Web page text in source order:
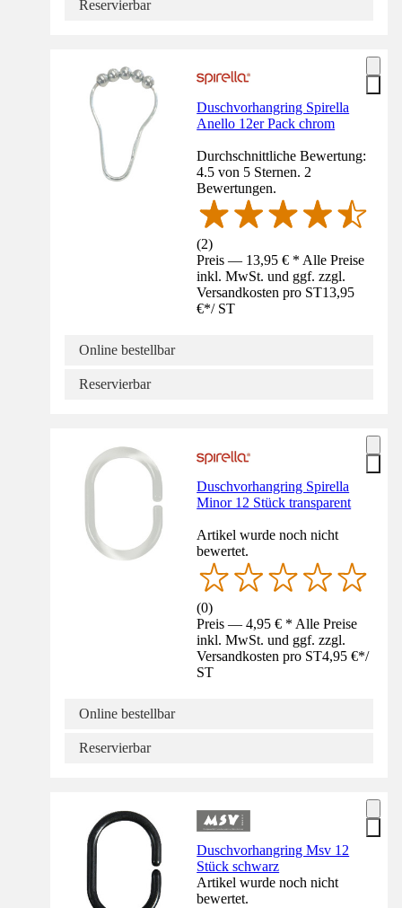
Reservierbar
Duschvorhangring Spirella
Anello 12er Pack chrom
Durchschnittliche Bewertung:
4.5 von 5 Sternen. 2
Bewertungen.
(2)
Preis — 13,95 € * Alle Preise
inkl. MwSt. und ggf. zzgl.
Versandkosten pro ST13,95
€*/ ST
Online bestellbar
Reservierbar
Duschvorhangring Spirella
Minor 12 Stück transparent
Artikel wurde noch nicht
bewertet.
(0)
Preis — 4,95 € * Alle Preise
inkl. MwSt. und ggf. zzgl.
Versandkosten pro ST4,95 €*/
ST
Online bestellbar
Reservierbar
Duschvorhangring Msv 12
Stück schwarz
Artikel wurde noch nicht
bewertet.